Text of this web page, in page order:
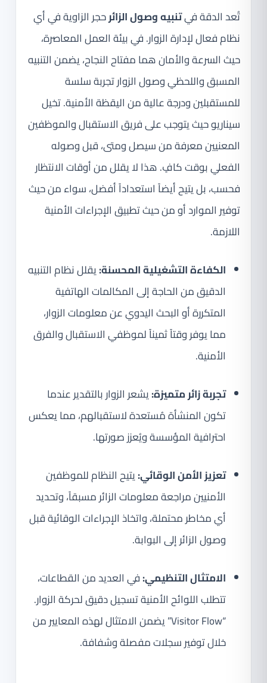
تُعد الدقة فيتنبيه وصول الزائرحجر الزاوية في أي
نظام فعال لإدارة الزوار. في بيئة العمل المعاصرة،
حيث السرعة والأمان هما مفتاح النجاح، يضمن التنبيه
المسبق واللحظي وصول الزوار تجربة سلسة
للمستقبلين ودرجة عالية من اليقظة الأمنية. تخيل
سيناريو حيث يتوجب على فريق الاستقبال والموظفين
المعنيين معرفة من سيصل ومتى، قبل وصوله
الفعلي بوقت كافٍ. هذا لا يقلل من أوقات الانتظار
فحسب، بل يتيح أيضاً استعداداً أفضل، سواء من حيث
توفير الموارد أو من حيث تطبيق الإجراءات الأمنية
اللازمة.
الكفاءة التشغيلية المحسنة:يقلل نظام التنبيه
الدقيق من الحاجة إلى المكالمات الهاتفية
المتكررة أو البحث اليدوي عن معلومات الزوار،
مما يوفر وقتاً ثميناً لموظفي الاستقبال والفرق
الأمنية.
تجربة زائر متميزة:يشعر الزوار بالتقدير عندما
تكون المنشأة مُستعدة لاستقبالهم، مما يعكس
احترافية المؤسسة ويُعزز صورتها.
تعزيز الأمن الوقائي:يتيح النظام للموظفين
الأمنيين مراجعة معلومات الزائر مسبقاً، وتحديد
أي مخاطر محتملة، واتخاذ الإجراءات الوقائية قبل
وصول الزائر إلى البوابة.
الامتثال التنظيمي:في العديد من القطاعات،
تتطلب اللوائح الأمنية تسجيل دقيق لحركة الزوار.
“Visitor Flow” يضمن الامتثال لهذه المعايير من
خلال توفير سجلات مفصلة وشفافة.